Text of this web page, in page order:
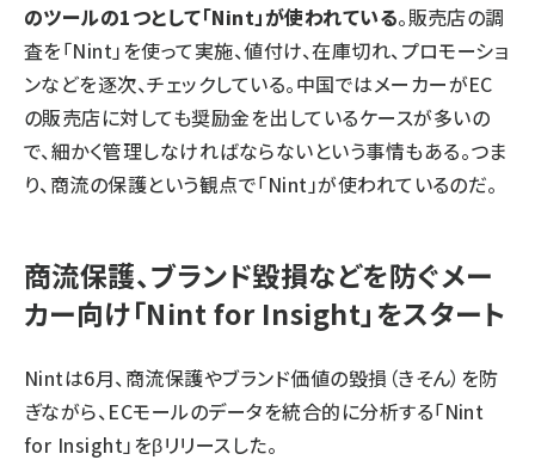
のツールの1つとして「Nint」が使われている。販売店の調
査を「Nint」を使って実施、値付け、在庫切れ、プロモーショ
ンなどを逐次、チェックしている。中国ではメーカーがEC
の販売店に対しても奨励金を出しているケースが多いの
で、細かく管理しなければならないという事情もある。つま
り、商流の保護という観点で「Nint」が使われているのだ。
商流保護、ブランド毀損などを防ぐメー
カー向け「Nint for Insight」をスタート
Nintは6月、商流保護やブランド価値の毀損（きそん）を防
ぎながら、ECモールのデータを統合的に分析する「Nint
for Insight」をβリリースした。